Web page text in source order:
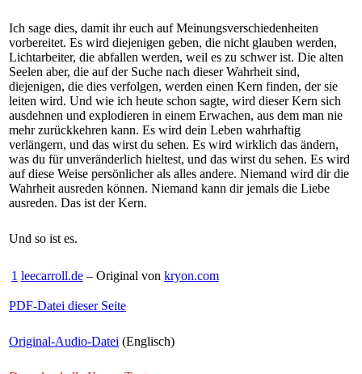
Ich sage dies, damit ihr euch auf Meinungsverschiedenheiten
vorbereitet. Es wird diejenigen geben, die nicht glauben werden,
Lichtarbeiter, die abfallen werden, weil es zu schwer ist. Die alten
Seelen aber, die auf der Suche nach dieser Wahrheit sind,
diejenigen, die dies verfolgen, werden einen Kern finden, der sie
leiten wird. Und wie ich heute schon sagte, wird dieser Kern sich
ausdehnen und explodieren in einem Erwachen, aus dem man nie
mehr zurückkehren kann. Es wird dein Leben wahrhaftig
verlängern, und das wirst du sehen. Es wird wirklich das ändern,
was du für unveränderlich hieltest, und das wirst du sehen. Es wird
auf diese Weise persönlicher als alles andere. Niemand wird dir die
Wahrheit ausreden können. Niemand kann dir jemals die Liebe
ausreden. Das ist der Kern.
Und so ist es.
1 leecarroll.de – Original von kryon.com
PDF-Datei dieser Seite
Original-Audio-Datei (Englisch)